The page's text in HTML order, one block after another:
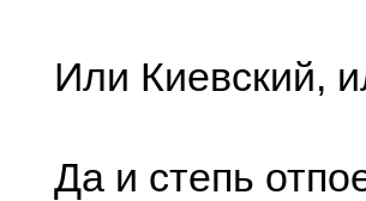
Или Киевский,
Да и степь